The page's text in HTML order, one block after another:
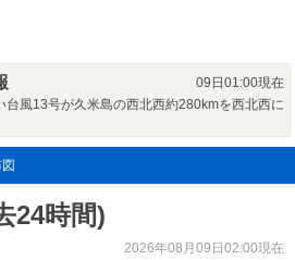
09日01:00現在
台風13号が久米島の西北西約280kmを西北西に
24時間)
2026年08月09日02:00現在